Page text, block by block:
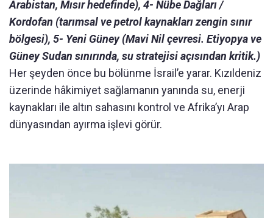
Arabistan, Mısır hedefinde), 4- Nübe Dağları /
Kordofan (tarımsal ve petrol kaynakları zengin sınır
bölgesi), 5- Yeni Güney (Mavi Nil çevresi. Etiyopya ve
Güney Sudan sınırında, su stratejisi açısından kritik.)
Her şeyden önce bu bölünme İsrail’e yarar. Kızıldeniz
üzerinde hâkimiyet sağlamanın yanında su, enerji
kaynakları ile altın sahasını kontrol ve Afrika’yı Arap
dünyasından ayırma işlevi görür.